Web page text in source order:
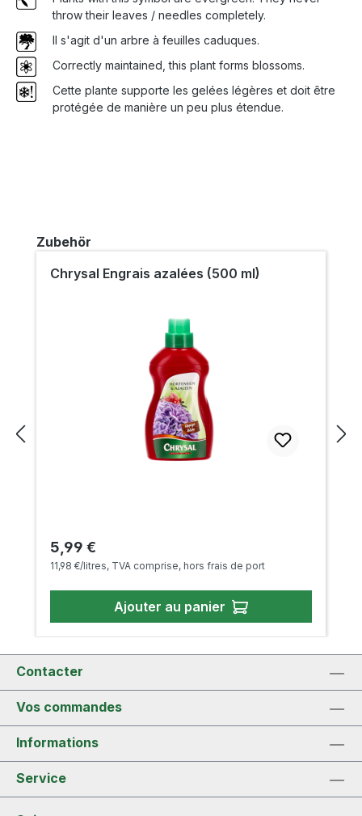
throw their leaves / needles completely.
Il s'agit d'un arbre à feuilles caduques.
Correctly maintained, this plant forms blossoms.
Cette plante supporte les gelées légères et doit être
protégée de manière un peu plus étendue.
Ignorer la galerie de produits
Zubehör
Chrysal Engrais azalées (500 ml)
Prix régulier :
5,99 €
11,98 €/litres, TVA comprise, hors frais de port
Ajouter au panier
Contacter
Vos commandes
Informations
Service